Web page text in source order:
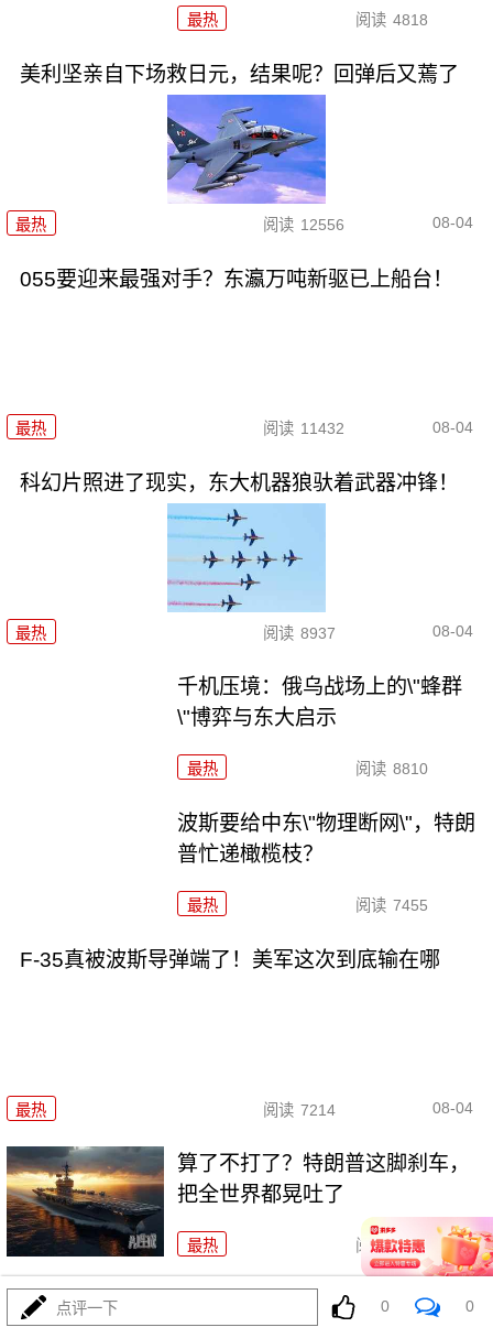
最热 阅读 4818
美利坚亲自下场救日元，结果呢？回弹后又蔫了
最热 阅读 12556 08-04
055要迎来最强对手？东瀛万吨新驱已上船台！
最热 阅读 11432 08-04
科幻片照进了现实，东大机器狼驮着武器冲锋！
最热 阅读 8937 08-04
千机压境：俄乌战场上的\"蜂群
\"博弈与东大启示
最热 阅读 8810
波斯要给中东\"物理断网\"，特朗
普忙递橄榄枝？
最热 阅读 7455
F-35真被波斯导弹端了！美军这次到底输在哪
最热 阅读 7214 08-04
算了不打了？特朗普这脚刹车，
把全世界都晃吐了
最热 阅读 16115
一张图让印度陷入死寂，五枚金
牌背后的终极真相
点评一下 0 0